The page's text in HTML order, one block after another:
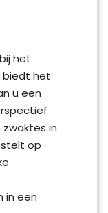
het
biedt het
u een
in
op
in een